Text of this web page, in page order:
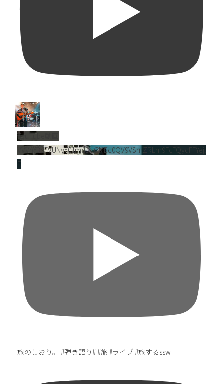
YouTube動画
VVVnY3dFVUNyY01mdDdGMEo0QV9VSmZRLm9FcFQydFFYejl
F
旅のしおり。 #弾き語り# #旅 #ライブ #旅するssw